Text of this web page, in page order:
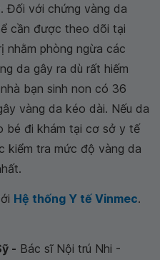
Đối với chứng vàng da
cần được theo dõi tại
nhằm phòng ngừa các
da gây ra dù rất hiếm
bạn sinh non có 36
vàng da kéo dài. Nếu da
bé đi khám tại cơ sở y tế
kiểm tra mức độ vàng da
Hệ thống Y tế Vinmec.
- Bác sĩ Nội trú Nhi -